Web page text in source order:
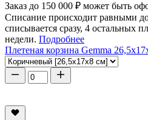
Заказ до 150 000 ₽ может быть
Списание происходит равными
списывается сразу, 4 остальных
недели. Подробнее
Плетеная корзина Gemma